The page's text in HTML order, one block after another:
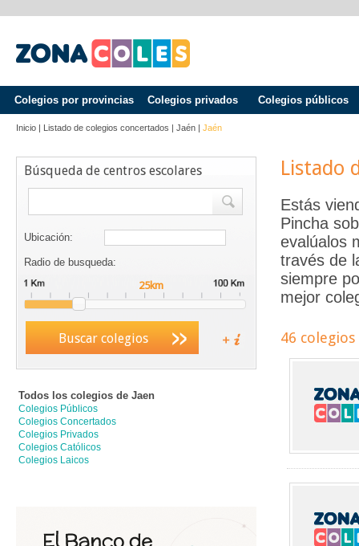
Colegios por provincias Colegios privados Colegios públicos
Inicio | Listado de colegios concertados | Jaén | Jaén
Búsqueda de centros escolares
Ubicación:
Radio de busqueda:
Buscar colegios
Todos los colegios de Jaen
Colegios Públicos
Colegios Concertados
Colegios Privados
Colegios Católicos
Colegios Laicos
Listado
Estás
Pincha
evalúalos
través de
siempre
mejor
46